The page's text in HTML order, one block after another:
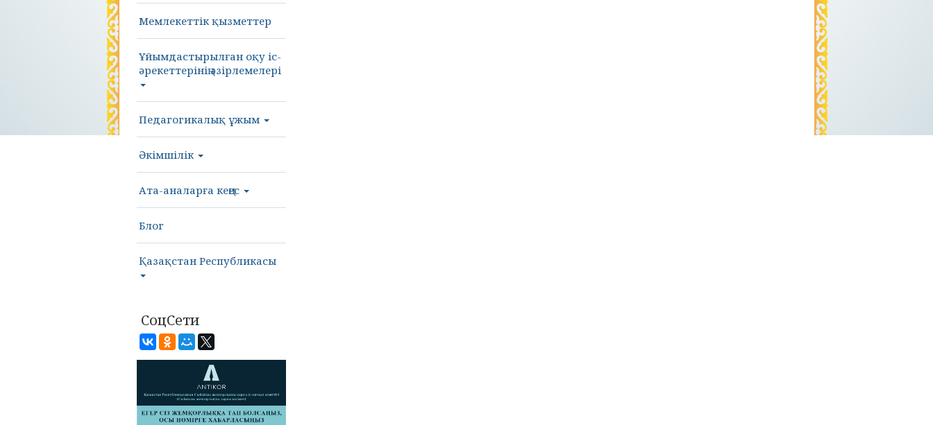
Мемлекеттік қызметтер
Ұйымдастырылған оқу іс-
әрекеттерінің әзірлемелері
Педагогикалық ұжым
Әкімшілік
Ата-аналарға кеңес
Блог
Қазақстан Республикасы
СоцСети